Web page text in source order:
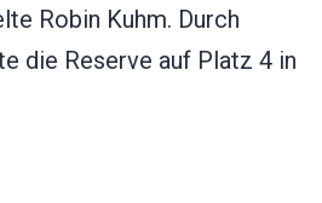
Robin Kuhm. Durch
die Reserve auf Platz 4 in